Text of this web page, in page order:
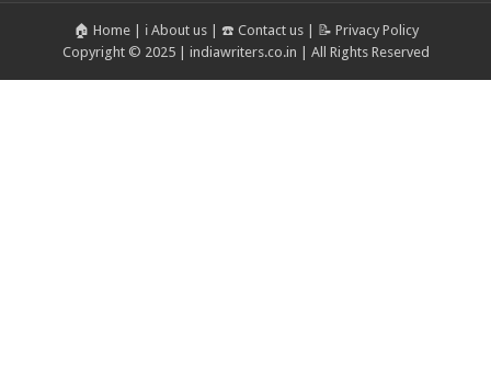
🏠 Home| ℹ️ About us| ☎️ Contact us| 📝 Privacy Policy
Copyright © 2025 | indiawriters.co.in | All Rights Reserved